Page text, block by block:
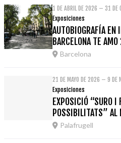
1 DE ABRIL DE 2026 – 31 DE
Exposiciones
AUTOBIOGRAFÍA EN
BARCELONA TE
Barcelona
21 DE MAYO DE 2026 – 9 DE
Exposiciones
EXPOSICIÓ “SURO I
POSSIBILITATS” AL
Palafrugell